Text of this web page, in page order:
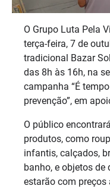
O Grupo Luta Pela
terça-feira, 7 de
tradicional Bazar
das 8h às 16h, na
campanha “É
prevenção”, em
O público
produtos, como
infantis, calçados,
banho, e objetos
estarão com preços